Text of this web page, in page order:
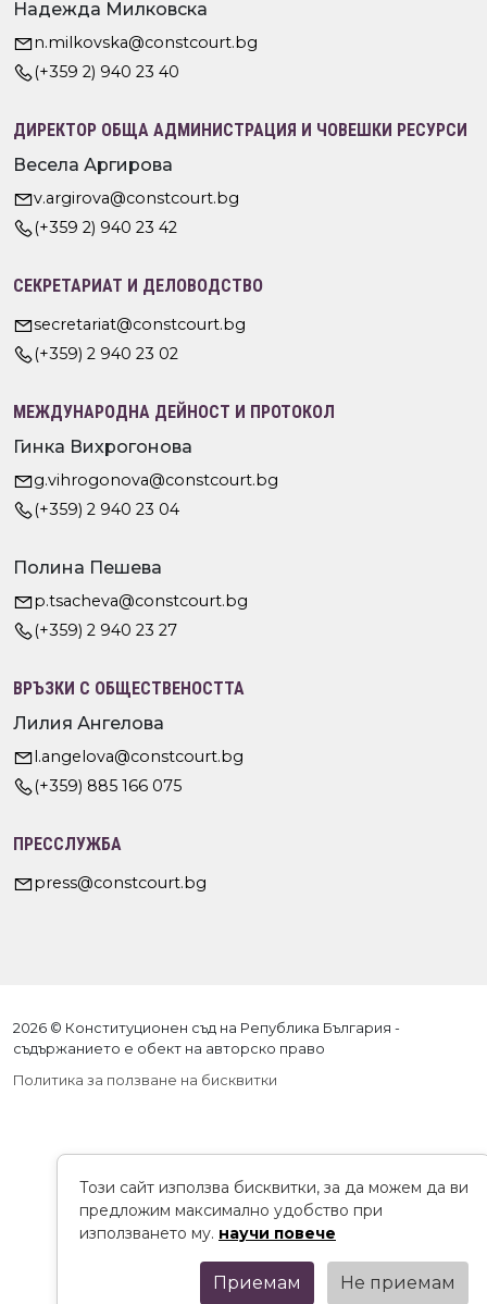
Надежда Милковска
n.milkovska@constcourt.bg
(+359 2) 940 23 40
ДИРЕКТОР ОБЩА АДМИНИСТРАЦИЯ И ЧОВЕШКИ РЕСУРСИ
Весела Аргирова
v.argirova@constcourt.bg
(+359 2) 940 23 42
СЕКРЕТАРИАТ И ДЕЛОВОДСТВО
secretariat@constcourt.bg
(+359) 2 940 23 02
МЕЖДУНАРОДНА ДЕЙНОСТ И ПРОТОКОЛ
Гинка Вихрогонова
g.vihrogonova@constcourt.bg
(+359) 2 940 23 04
Полина Пешева
p.tsacheva@constcourt.bg
(+359) 2 940 23 27
ВРЪЗКИ С ОБЩЕСТВЕНОСТТА
Лилия Ангелова
l.angelova@constcourt.bg
(+359) 885 166 075
ПРЕССЛУЖБА
press@constcourt.bg
2026 © Конституционен съд на Република България -
съдържанието е обект на авторско право
Политика за ползване на бисквитки
Този сайт използва бисквитки, за да можем да ви
предложим максимално удобство при
използването му. научи повече
Приемам Не приемам